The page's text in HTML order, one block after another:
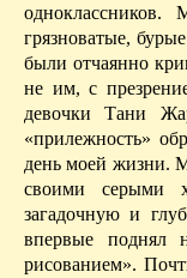
грязноватые,
были отчаянно
не им, с
девочки Тани
«прилежность»
день моей жизни.
своими серыми
загадочную и
впервые поднял
рисованием».